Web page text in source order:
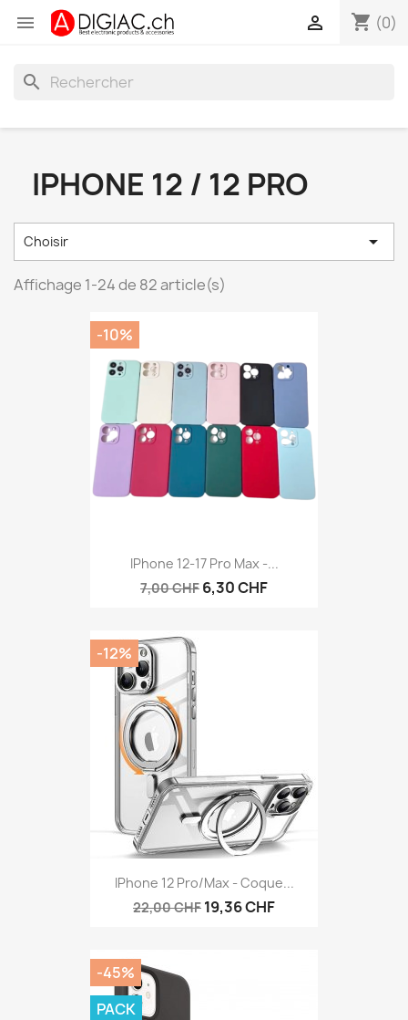
 shopping_cart (0)

search
IPHONE 12 / 12 PRO
Choisir 
Affichage 1-24 de 82 article(s)
IPhone 12-17 Pro Max -...
7,00 CHF 6,30 CHF
-10%
IPhone 12 Pro/Max - Coque...
22,00 CHF 19,36 CHF
-12%
-45%
PACK